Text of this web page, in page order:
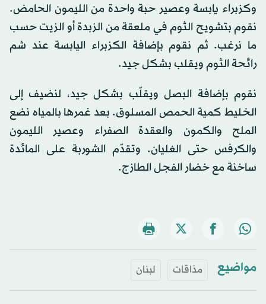
وكزبراء يابسة وعصير حبة واحدة من الليمون الحامض.
نقوم بتشويح الثوم في ملعقة من الزبدة أو الزيت حسب
ما نرغب. ثم نقوم بإضافة الكزبراء اليابسة عند شم
رائحة الثوم ويقلب بشكل جيد.
نقوم بإضافة البصل ويقلّب بشكل جيد، لنضيف إلى
الخليط كمية الحمص المسلوق. بعد غمرها بالمياه نضع
الملح والكمون والعقدة الصفراء وعصير الليمون
والكرفس حتى الغليان. وتقدّم الشوربة على المائدة
ساخنة مع خضار الفجل الطازج.
مواضيع مذاقات لبنان